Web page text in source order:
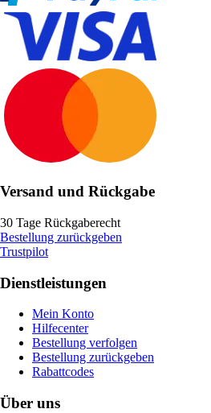
Versand und Rückgabe
30 Tage Rückgaberecht
Bestellung zurückgeben
Trustpilot
Dienstleistungen
Mein Konto
Hilfecenter
Bestellung verfolgen
Bestellung zurückgeben
Rabattcodes
Über uns